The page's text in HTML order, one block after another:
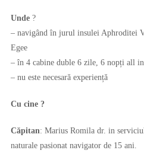
Unde ?
– navigând în jurul insulei Aphroditei
Egee
– în 4 cabine duble 6 zile, 6 nopți all
– nu este necesară experiență
Cu cine ?
Căpitan: Marius Romila dr. in
naturale pasionat navigator de 15 ani.